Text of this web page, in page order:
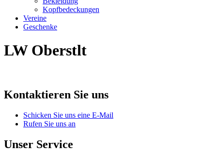
Kopfbedeckungen
Vereine
Geschenke
LW Oberstlt
Kontaktieren Sie uns
Schicken Sie uns eine E-Mail
Rufen Sie uns an
Unser Service